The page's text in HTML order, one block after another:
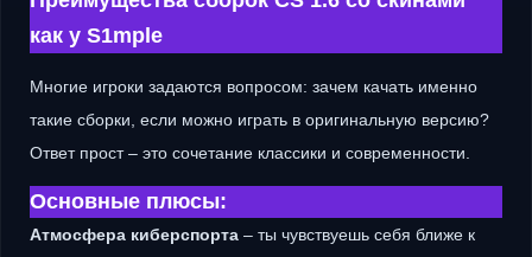
как у S1mple
Многие игроки задаются вопросом: зачем качать именно
такие сборки, если можно играть в оригинальную версию?
Ответ прост – это сочетание классики и современности.
Основные плюсы:
Атмосфера киберспорта – ты чувствуешь себя ближе к